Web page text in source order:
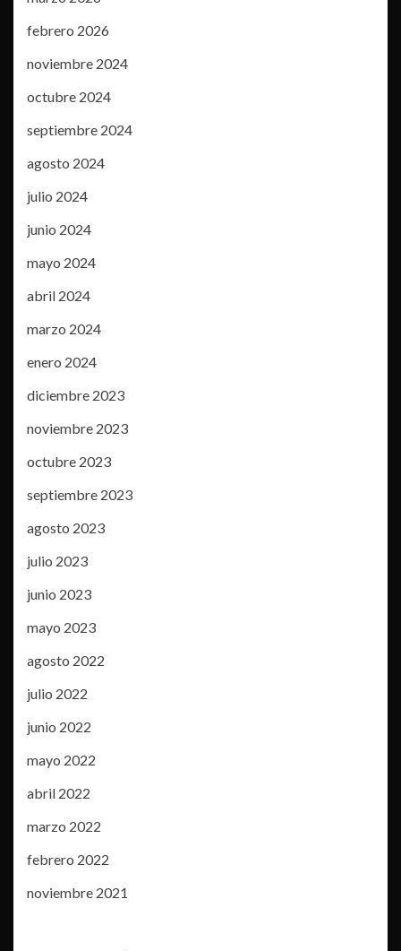
febrero 2026
noviembre 2024
octubre 2024
septiembre 2024
agosto 2024
julio 2024
junio 2024
mayo 2024
abril 2024
marzo 2024
enero 2024
diciembre 2023
noviembre 2023
octubre 2023
septiembre 2023
agosto 2023
julio 2023
junio 2023
mayo 2023
agosto 2022
julio 2022
junio 2022
mayo 2022
abril 2022
marzo 2022
febrero 2022
noviembre 2021